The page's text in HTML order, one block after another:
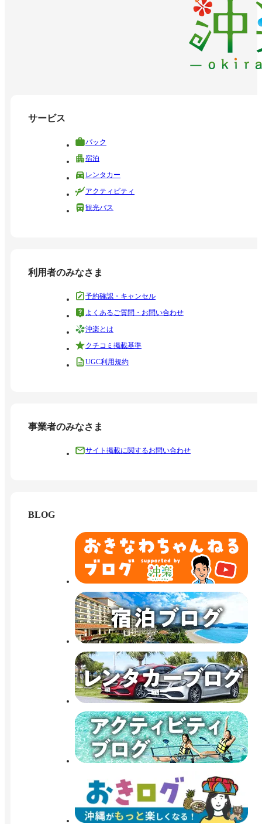
サービス
パック
宿泊
レンタカー
アクティビティ
観光バス
利用者のみなさま
予約確認・キャンセル
よくあるご質問・お問い合わせ
沖楽とは
クチコミ掲載基準
UGC利用規約
事業者のみなさま
サイト掲載に関するお問い合わせ
BLOG